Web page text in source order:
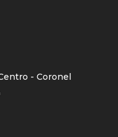
- Coronel